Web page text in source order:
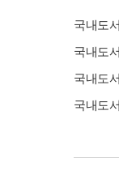
국내도
국내도
국내도
국내도